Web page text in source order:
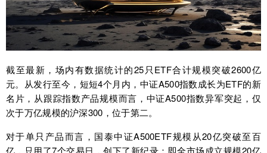
截至最新，场内有数据统计的25只ETF合计规模突破2600亿
元。从发行至今，短短4个月内，中证A500指数成长为ETF的新
名片，从跟踪指数产品规模而言，中证A500指数异军突起，仅
次于万亿规模的沪深300，位于第二。
对于单只产品而言，国泰中证A500ETF规模从20亿突破至百
亿，只用了7个交易日，创下了新纪录：即全市场成立规模20亿